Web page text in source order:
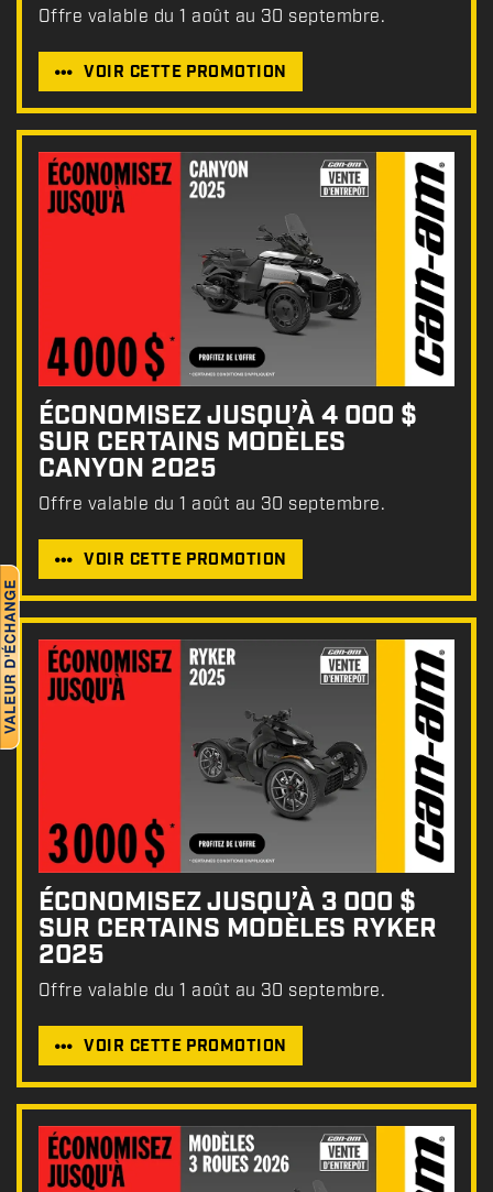
Offre valable du 1 août au 30 septembre.
VOIR CETTE PROMOTION
ÉCONOMISEZ JUSQU’À 4 000 $
SUR CERTAINS MODÈLES
CANYON 2025
Offre valable du 1 août au 30 septembre.
VOIR CETTE PROMOTION
ÉCONOMISEZ JUSQU’À 3 000 $
SUR CERTAINS MODÈLES RYKER
2025
Offre valable du 1 août au 30 septembre.
VOIR CETTE PROMOTION